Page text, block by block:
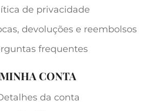
de privacidade
devoluções e reembolsos
frequentes
MINHA CONTA
da conta